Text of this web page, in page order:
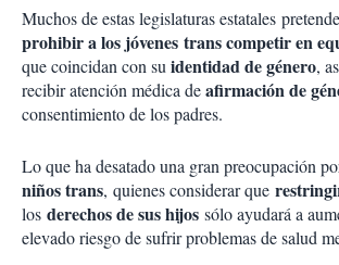
Muchos de estas legislaturas estatales
prohibir a los jóvenes trans competir en
que coincidan con suidentidad de género,
recibir atención médica deafirmación de
consentimiento de los padres.
Lo que ha desatado una gran preocupación
niños trans, quienes considerar que
los derechos de sus hijos sólo ayudará a
elevado riesgo de sufrir problemas de salud